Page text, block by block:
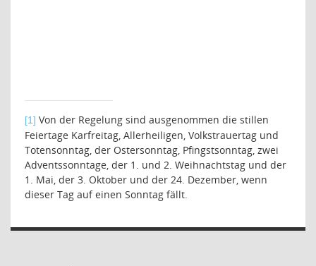
[1] Von der Regelung sind ausgenommen die stillen
Feiertage Karfreitag, Allerheiligen, Volkstrauertag und
Totensonntag, der Ostersonntag, Pfingstsonntag, zwei
Adventssonntage, der 1. und 2. Weihnachtstag und der
1. Mai, der 3. Oktober und der 24. Dezember, wenn
dieser Tag auf einen Sonntag fällt.